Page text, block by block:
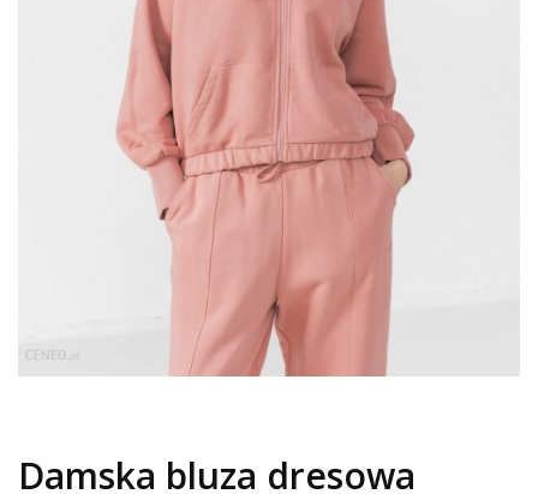
Damska bluza dresowa